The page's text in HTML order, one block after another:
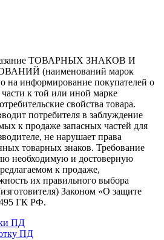
ТОВАРНЫХ ЗНАКОВ И
(наименований марок
на информирование покупателей о
к той или иной марке
свойства товара.
потребителя в заблуждение
к продаже запасных частей для
не нарушает права
товарных знаков. Требование
необходимую и достоверную
к продаже,
их правильного выбора
Законом «О защите
495 ГК РФ.
ПД
ПД